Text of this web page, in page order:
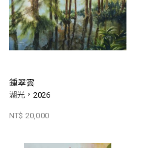
鍾翠雲
湖光，2026
NT$ 20,000